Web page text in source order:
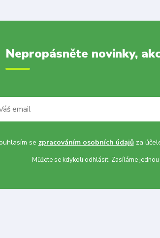
Nepropásněte novinky,
se zpracováním osobních údajůza
Můžete se kdykoli odhlásit. Zasíláme